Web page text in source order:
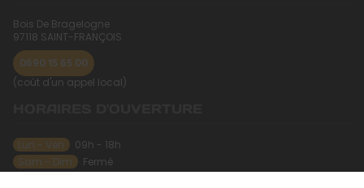
Bois De Bragelogne
97118 SAINT-FRANÇOIS
0690 15 65 00
(coût d'un appel local)
Lun - Ven
09h - 18h
Sam - Dim
Fermé